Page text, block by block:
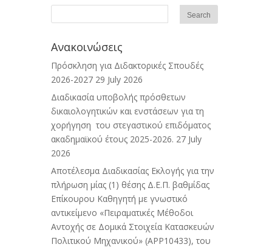
Ανακοινώσεις
Πρόσκληση για Διδακτορικές Σπουδές
2026-2027 29 July 2026
Διαδικασία υποβολής πρόσθετων
δικαιολογητικών και ενστάσεων για τη
χορήγηση του στεγαστικού επιδόματος
ακαδημαϊκού έτους 2025-2026. 27 July
2026
Αποτέλεσμα Διαδικασίας Εκλογής για την
πλήρωση μίας (1) θέσης Δ.Ε.Π. βαθμίδας
Επίκουρου Καθηγητή με γνωστικό
αντικείμενο «Πειραματικές Μέθοδοι
Αντοχής σε Δομικά Στοιχεία Κατασκευών
Πολιτικού Μηχανικού» (APP10433), του